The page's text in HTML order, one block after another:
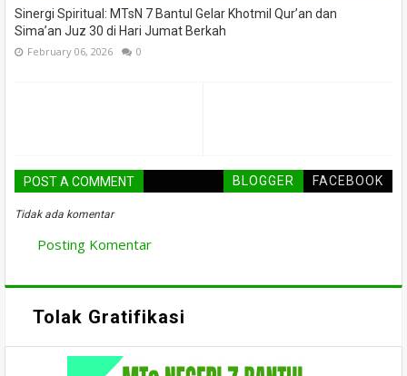
Sinergi Spiritual: MTsN 7 Bantul Gelar Khotmil Qur’an dan
Sima’an Juz 30 di Hari Jumat Berkah
February 06, 2026 0
POST A COMMENT BLOGGER FACEBOOK
Tidak ada komentar
Posting Komentar
Tolak Gratifikasi